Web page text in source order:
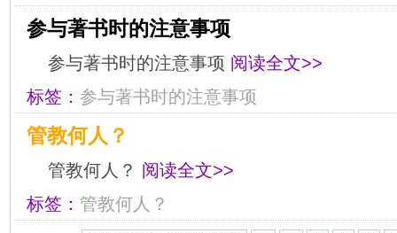
参与著书时的注意事项
参与著书时的注意事项 阅读全文>>
标签： 参与著书时的注意事项
管教何人？
管教何人？ 阅读全文>>
标签： 管教何人？